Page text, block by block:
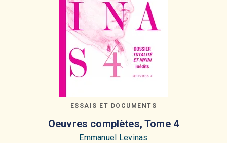
ESSAIS ET DOCUMENTS
Oeuvres complètes, Tome 4
Emmanuel Levinas